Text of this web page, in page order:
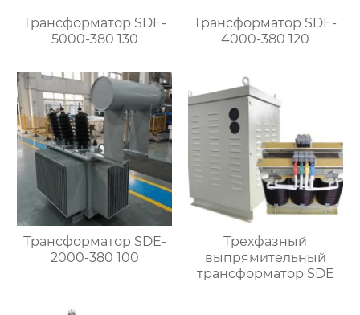
Трансформатор SDE-
5000-380 130
Трансформатор SDE-
4000-380 120
Трансформатор SDE-
2000-380 100
Трехфазный
выпрямительный
трансформатор SDE